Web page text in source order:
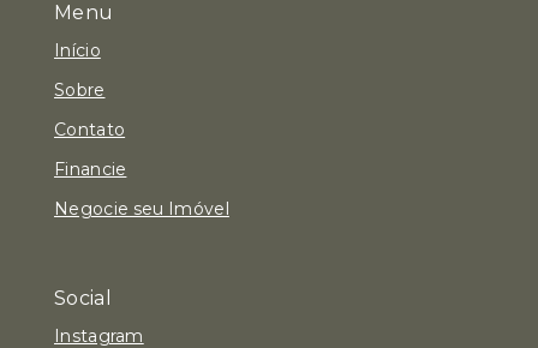
Menu
Início
Sobre
Contato
Financie
Negocie seu Imóvel
Social
Instagram